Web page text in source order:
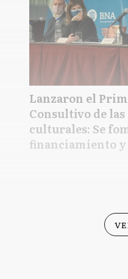
Lanzaron el
Consultivo de
culturales: Se
financiamiento y